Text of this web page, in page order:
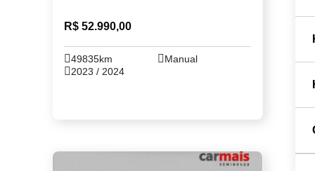
R$ 52.990,00
49835km
Manual
2023 / 2024